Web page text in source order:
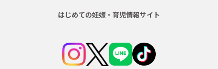
はじめての妊娠・育児情報サイト